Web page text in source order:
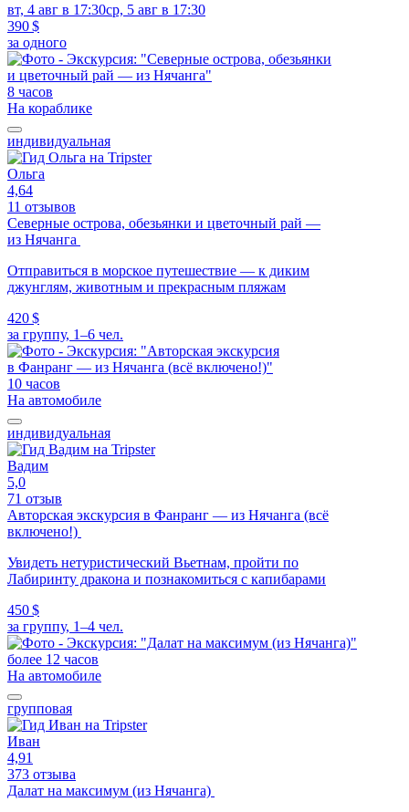
вт, 4 авг в 17:30ср, 5 авг в 17:30
390 $
за одного
8 часов
На кораблике
индивидуальная
Ольга
4,64
11 отзывов
Северные острова, обезьянки и цветочный рай —
из Нячанга
Отправиться в морское путешествие — к диким
джунглям, животным и прекрасным пляжам
420 $
за группу, 1–6 чел.
10 часов
На автомобиле
индивидуальная
Вадим
5,0
71 отзыв
Авторская экскурсия в Фанранг — из Нячанга (всё
включено!)
Увидеть нетуристический Вьетнам, пройти по
Лабиринту дракона и познакомиться с капибарами
450 $
за группу, 1–4 чел.
более 12 часов
На автомобиле
групповая
Иван
4,91
373 отзыва
Далат на максимум (из Нячанга)